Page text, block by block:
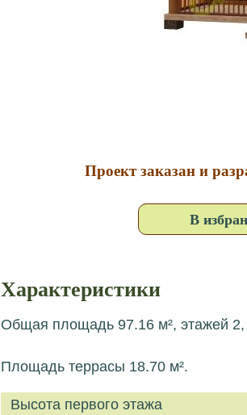
Проект заказан и
В
Характеристики
Общая площадь 97.16 м², этажей 2,
Площадь террасы 18.70 м².
Высота первого этажа